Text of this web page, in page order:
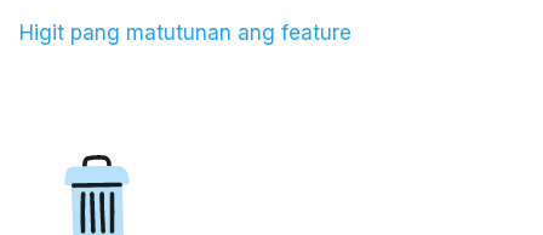
Higit pang matutunan ang feature